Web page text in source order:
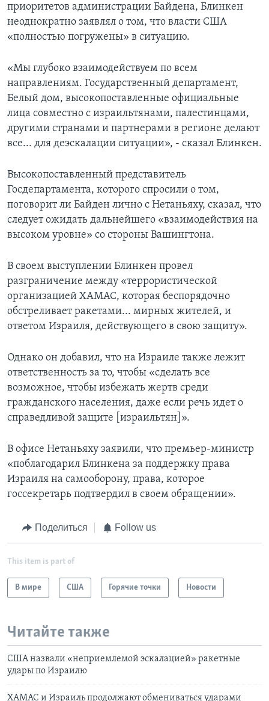
приоритетов администрации Байдена, Блинкен
неоднократно заявлял о том, что власти США
«полностью погружены» в ситуацию.
«Мы глубоко взаимодействуем по всем
направлениям. Государственный департамент,
Белый дом, высокопоставленные официальные
лица совместно с израильтянами, палестинцами,
другими странами и партнерами в регионе делают
все... для деэскалации ситуации», - сказал Блинкен.
Высокопоставленный представитель
Госдепартамента, которого спросили о том,
поговорит ли Байден лично с Нетаньяху, сказал, что
следует ожидать дальнейшего «взаимодействия на
высоком уровне» со стороны Вашингтона.
В своем выступлении Блинкен провел
разграничение между «террористической
организацией ХАМАС, которая беспорядочно
обстреливает ракетами... мирных жителей, и
ответом Израиля, действующего в свою защиту».
Однако он добавил, что на Израиле также лежит
ответственность за то, чтобы «сделать все
возможное, чтобы избежать жертв среди
гражданского населения, даже если речь идет о
справедливой защите [израильтян]».
В офисе Нетаньяху заявили, что премьер-министр
«поблагодарил Блинкена за поддержку права
Израиля на самооборону, права, которое
госсекретарь подтвердил в своем обращении».
Поделиться Follow us
This item is part of
В мире США Горячие точки Новости
Читайте также
США назвали «неприемлемой эскалацией» ракетные
удары по Израилю
ХАМАС и Израиль продолжают обмениваться ударами